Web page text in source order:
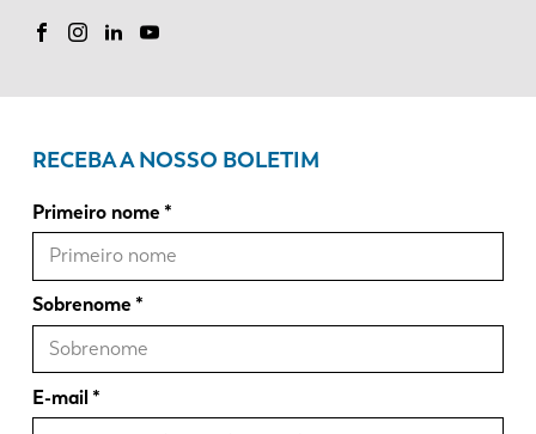
RECEBA A NOSSO BOLETIM
Primeiro nome
Sobrenome
E-mail